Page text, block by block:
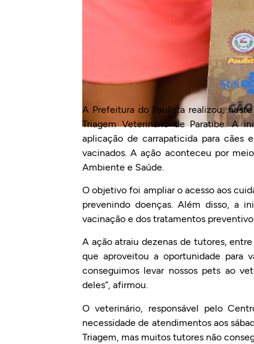
A Prefeitura do Paulista realizou,
Triagem Veterinário de Paratibe. A
aplicação de carrapaticida para
vacinados. A ação aconteceu por
Ambiente e Saúde.
O objetivo foi ampliar o acesso aos
prevenindo doenças. Além disso, a
vacinação e dos tratamentos
A ação atraiu dezenas de tutores,
que aproveitou a oportunidade para
conseguimos levar nossos pets ao
deles”, afirmou.
O veterinário, responsável pelo
necessidade de atendimentos aos
Triagem, mas muitos tutores não